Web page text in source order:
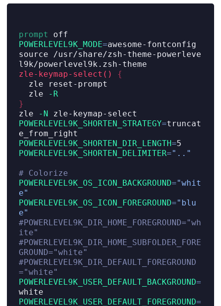
prompt off
POWERLEVEL9K_MODE=awesome-fontconfig
source /usr/share/zsh-theme-powerleve
l9k/powerlevel9k.zsh-theme
zle-keymap-select()
{
zle reset-prompt
zle
-R
}
zle
-N zle-keymap-select
POWERLEVEL9K_SHORTEN_STRATEGY=truncat
e_from_right
POWERLEVEL9K_SHORTEN_DIR_LENGTH=5
POWERLEVEL9K_SHORTEN_DELIMITER=".."
# Colorize
POWERLEVEL9K_OS_ICON_BACKGROUND="whit
e"
POWERLEVEL9K_OS_ICON_FOREGROUND="blu
e"
#POWERLEVEL9K_DIR_HOME_FOREGROUND="wh
ite"
#POWERLEVEL9K_DIR_HOME_SUBFOLDER_FORE
GROUND="white"
#POWERLEVEL9K_DIR_DEFAULT_FOREGROUND
="white"
POWERLEVEL9K_USER_DEFAULT_BACKGROUND=
white
POWERLEVEL9K_USER_DEFAULT_FOREGROUND=